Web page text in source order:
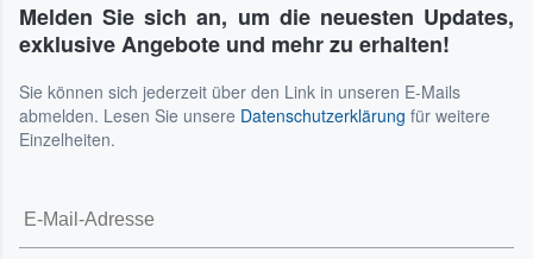
Melden Sie sich an, um die neuesten Updates,
exklusive Angebote und mehr zu erhalten!
Sie können sich jederzeit über den Link in unseren E-Mails
abmelden. Lesen Sie unsere Datenschutzerklärung für weitere
Einzelheiten.